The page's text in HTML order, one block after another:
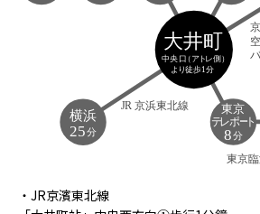
・JR京濱東北線